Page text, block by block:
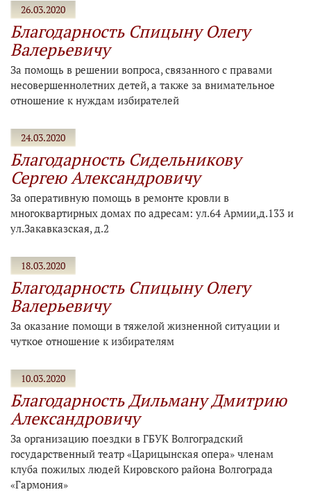
26.03.2020
Благодарность Спицыну Олегу
Валерьевичу
За помощь в решении вопроса, связанного с правами
несовершеннолетних детей, а также за внимательное
отношение к нуждам избирателей
24.03.2020
Благодарность Сидельникову
Сергею Александровичу
За оперативную помощь в ремонте кровли в
многоквартирных домах по адресам: ул.64 Армии,д.133 и
ул.Закавказская, д.2
18.03.2020
Благодарность Спицыну Олегу
Валерьевичу
За оказание помощи в тяжелой жизненной ситуации и
чуткое отношение к избирателям
10.03.2020
Благодарность Дильману Дмитрию
Александровичу
За организацию поездки в ГБУК Волгоградский
государственный театр «Царицынская опера» членам
клуба пожилых людей Кировского района Волгограда
«Гармония»